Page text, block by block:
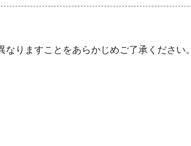
りますことをあらかじめご了承ください。